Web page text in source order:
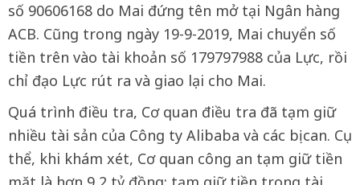
số 90606168 do Mai đứng tên mở tại Ngân hàng
ACB. Cũng trong ngày 19-9-2019, Mai chuyển số
tiền trên vào tài khoản số 179797988 của Lực, rồi
chỉ đạo Lực rút ra và giao lại cho Mai.
Quá trình điều tra, Cơ quan điều tra đã tạm giữ
nhiều tài sản của Công ty Alibaba và các bị can. Cụ
thể, khi khám xét, Cơ quan công an tạm giữ tiền